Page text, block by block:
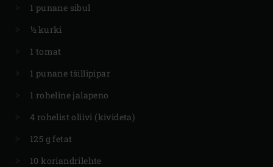
1 punane sibul
½ kurki
1 tomat
1 punane tšillipipar
1 roheline jalapeno
4 rohelist oliivi (kivideta)
125 g fetat
10 koriandrilehte